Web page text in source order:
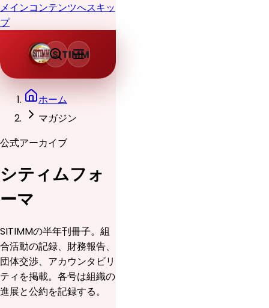
メインコンテンツへスキッ
プ
SITIMM
ホーム
マガジン
公式アーカイブ
シティムフォ
ーマ
SITIMMの半年刊冊子。組
合活動の記録、財務報告、
団体交渉、アカウンタビリ
ティを掲載。各号は組織の
進展と公約を記録する。